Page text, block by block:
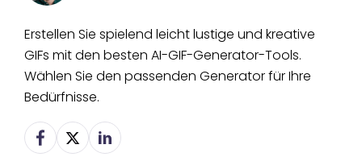
Erstellen Sie spielend leicht lustige und kreative
GIFs mit den besten AI-GIF-Generator-Tools.
Wählen Sie den passenden Generator für Ihre
Bedürfnisse.